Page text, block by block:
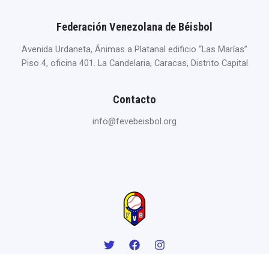
Federación Venezolana de Béisbol
Avenida Urdaneta, Ánimas a Platanal edificio “Las Marías”
Piso 4, oficina 401. La Candelaria, Caracas, Distrito Capital
Contacto
info@fevebeisbol.org